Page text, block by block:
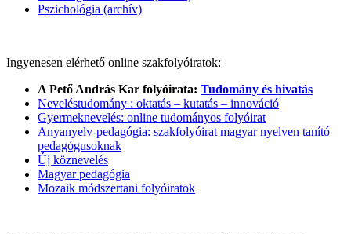
Pszichológia (archív)
Ingyenesen elérhető online szakfolyóiratok:
A Pető András Kar folyóirata: Tudomány és hivatás
Neveléstudomány : oktatás – kutatás – innováció
Gyermeknevelés: online tudományos folyóirat
Anyanyelv-pedagógia: szakfolyóirat magyar nyelven tanító
pedagógusoknak
Új köznevelés
Magyar pedagógia
Mozaik módszertani folyóiratok